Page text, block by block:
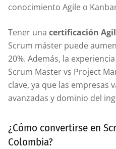
conocimiento Agile o
Tener una certificación
Scrum máster puede
20%. Además, la
Scrum Master vs Project
clave, ya que las empresas
avanzadas y dominio del
¿Cómo convertirse en
Colombia?